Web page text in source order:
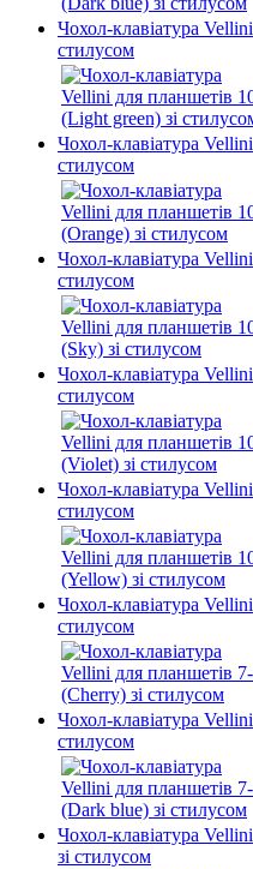
Чохол-клавіатура
стилусом
Чохол-клавіатура
стилусом
Чохол-клавіатура
стилусом
Чохол-клавіатура
стилусом
Чохол-клавіатура
стилусом
Чохол-клавіатура
стилусом
Чохол-клавіатура
стилусом
Чохол-клавіатура
зі стилусом